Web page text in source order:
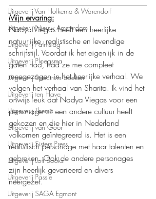
Uitgeverij Van Holkema & Warendorf
Uitgeverij Nieuw Amsterdam
Uitgeverij Palmslag
Uitgeverij Ploegsma
Uitgeverij Spectrum boeken
Uitgeverij ten Have
Uitgeverij Thema
Uitgeverij van Goor
Uitgeverij Sisters Press
Uitgeverij Loft Books
Uitgeverij Passie
Uitgeverij SAGA Egmont
Mijn ervaring:
Nadya Viegas heeft een heerlijke
natuurlijke, realistische en levendige
schrijfstijl. Voordat ik het eigenlijk in de
gaten had, had ze me compleet
meegezogen in het heerlijke verhaal. We
volgen het verhaal van Sharita. Ik vind het
onwijs leuk dat Nadya Viegas voor een
personage uit een andere cultuur heeft
gekozen en die hier in Nederland
volkomen geïntegreerd is. Het is een
realistisch personage met haar talenten en
gebreken. Ook de andere personages
zijn heerlijk gevarieerd en divers
neergezet.